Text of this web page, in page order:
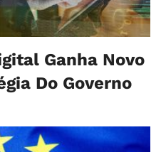
Ganha Novo
Do Governo